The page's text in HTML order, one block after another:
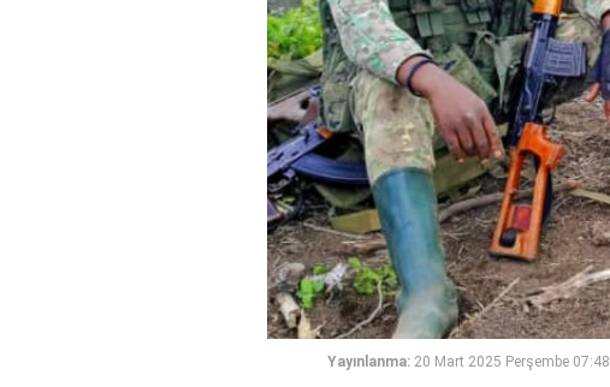
Yayınlanma: 20 Mart 2025 Perşembe 07:48